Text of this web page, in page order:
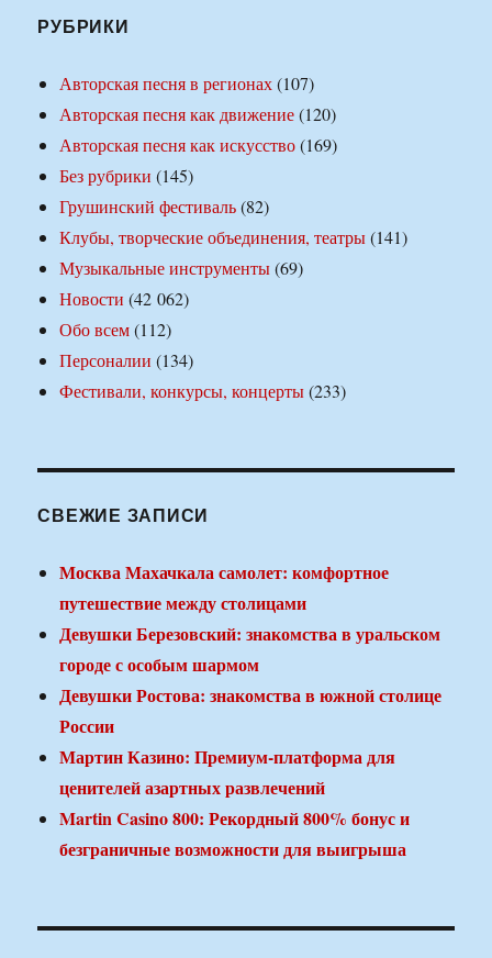
РУБРИКИ
Авторская песня в регионах(107)
Авторская песня как движение(120)
Авторская песня как искусство(169)
Без рубрики (145)
Грушинский фестиваль(82)
Клубы, творческие объединения, театры(141)
Музыкальные инструменты(69)
Новости (42 062)
Обо всем(112)
Персоналии (134)
Фестивали, конкурсы, концерты(233)
СВЕЖИЕ ЗАПИСИ
Москва Махачкала самолет: комфортное
путешествие между столицами
Девушки Березовский: знакомства в уральском
городе с особым шармом
Девушки Ростова: знакомства в южной столице
России
Мартин Казино: Премиум-платформа для
ценителей азартных развлечений
Martin Casino 800: Рекордный 800% бонус и
безграничные возможности для выигрыша